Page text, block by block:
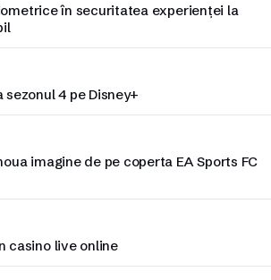
în securitatea experienței la
sezonul 4 pe Disney+
imagine de pe coperta EA Sports FC
casino live online